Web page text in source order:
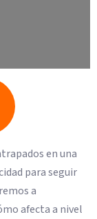
en una
para seguir
a
afecta a nivel